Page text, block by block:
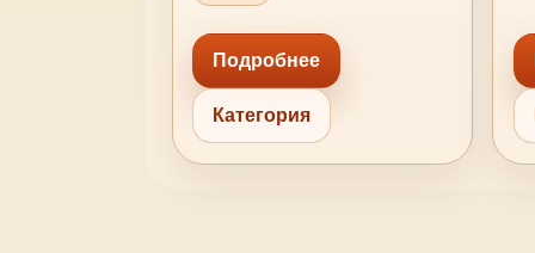
Подробнее
Категория